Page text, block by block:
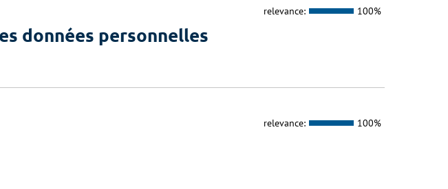
relevance: 100%
données personnelles
relevance: 100%